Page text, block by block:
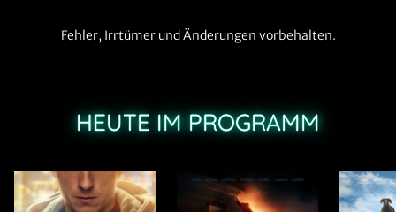
Fehler, Irrtümer und Änderungen vorbehalten.
HEUTE IM PROGRAMM